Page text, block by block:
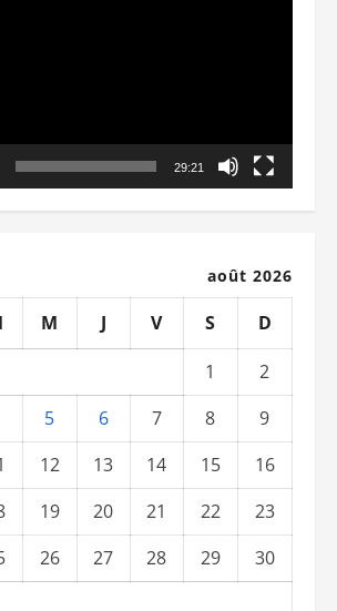
29:21
août 2026
M J V S
D
1
2
5 6 7 8
9
12 13 14 15
16
19 20 21 22
23
26 27 28 29
30